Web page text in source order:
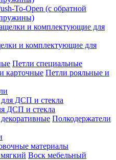
To-Open (с обратной
и комплектующие для
Петли специальные
Петли рояльные и
ДСП и стекла
Полкодержатели
материалы
Воск мебельный